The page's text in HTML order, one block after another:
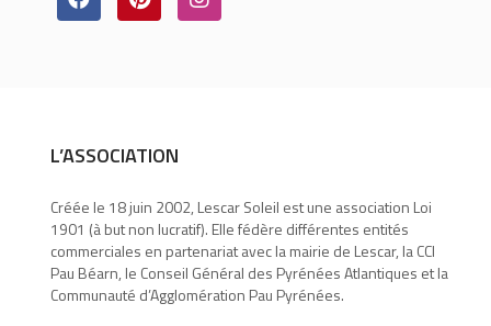
L’ASSOCIATION
Créée le 18 juin 2002, Lescar Soleil est une association Loi
1901 (à but non lucratif). Elle fédère différentes entités
commerciales en partenariat avec la mairie de Lescar, la CCI
Pau Béarn, le Conseil Général des Pyrénées Atlantiques et la
Communauté d’Agglomération Pau Pyrénées.